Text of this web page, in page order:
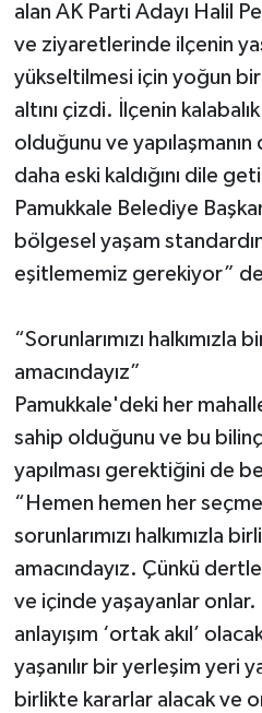
alan AK Parti Adayı Halil
ve ziyaretlerinde ilçenin
yükseltilmesi için yoğun
altını çizdi. İlçenin
olduğunu ve
daha eski kaldığını dile
Pamukkale Belediye
bölgesel yaşam
eşitlememiz gerekiyor”
“Sorunlarımızı halkımızla
amacındayız”
Pamukkale'deki her
sahip olduğunu ve bu
yapılması gerektiğini de
“Hemen hemen her
sorunlarımızı halkımızla
amacındayız. Çünkü
ve içinde yaşayanlar
anlayışım ‘ortak akıl’
yaşanılır bir yerleşim yeri
birlikte kararlar alacak ve